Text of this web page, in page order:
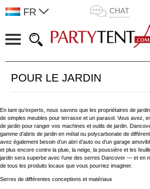
FR CHAT
POUR LE JARDIN
En tant qu’experts, nous savons que les propriétaires de
de simples meubles pour terrasse et un parasol. Vous avez,
de jardin pour ranger vos machines et outils de jardin.
gamme d’abris de jardin en métal ou polycarbonate de
avez également besoin d’un abri d’auto ou d’un garage
et plus encore contre la pluie, la neige, la poussière et les
jardin sera superbe avec l’une des serres Dancover — et en
de tous les produits locaux que vous pourriez imaginer.
Serres de différentes conceptions et matériaux